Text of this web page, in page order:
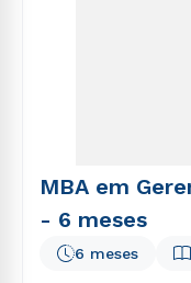
MBA em
- 6 meses
6 meses